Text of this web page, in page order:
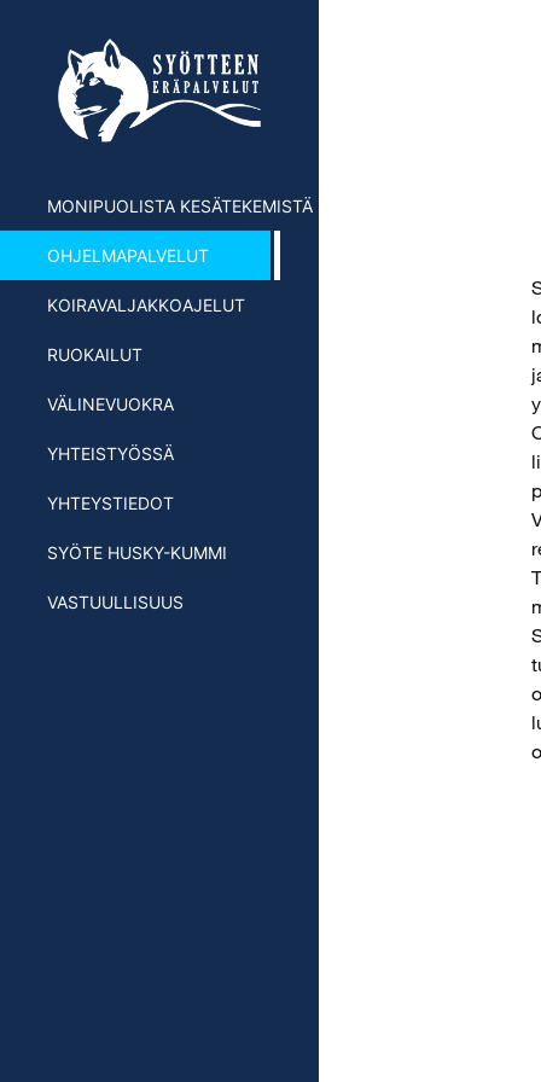
content
MONIPUOLISTA KESÄTEKEMISTÄ
OHJELMAPALVELUT
KOIRAVALJAKKOAJELUT
RUOKAILUT
VÄLINEVUOKRA
YHTEISTYÖSSÄ
YHTEYSTIEDOT
SYÖTE HUSKY-KUMMI
VASTUULLISUUS